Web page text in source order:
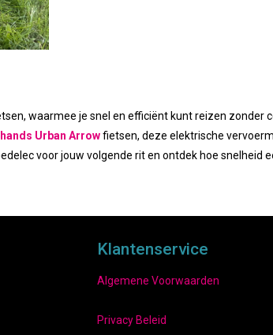
waarmee je snel en efficiënt kunt reizen zonder
Urban Arrowfietsen, deze elektrische
voor jouw volgende rit en ontdek hoe snelheid
Klantenservice
Algemene Voorwaarden
Privacy Beleid